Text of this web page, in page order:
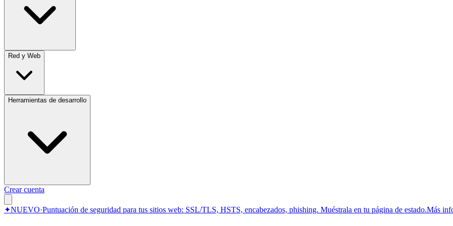
Red y Web
Herramientas de desarrollo
Crear cuenta
✦NUEVO·Puntuación de seguridad para tus sitios web: SSL/TLS, HSTS, encabezados, phishing. Muéstrala en tu página de estado.Más